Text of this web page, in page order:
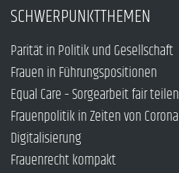
SCHWERPUNKTTHEMEN
Parität in Politik und Gesellschaft
Frauen in Führungspositionen
Equal Care – Sorgearbeit fair teilen
Frauenpolitik in Zeiten von Corona
Digitalisierung
Frauenrecht kompakt